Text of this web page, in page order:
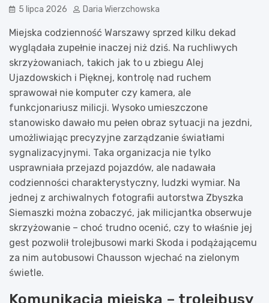
5 lipca 2026 Daria Wierzchowska
Miejska codzienność Warszawy sprzed kilku dekad
wyglądała zupełnie inaczej niż dziś. Na ruchliwych
skrzyżowaniach, takich jak to u zbiegu Alej
Ujazdowskich i Pięknej, kontrolę nad ruchem
sprawował nie komputer czy kamera, ale
funkcjonariusz milicji. Wysoko umieszczone
stanowisko dawało mu pełen obraz sytuacji na jezdni,
umożliwiając precyzyjne zarządzanie światłami
sygnalizacyjnymi. Taka organizacja nie tylko
usprawniała przejazd pojazdów, ale nadawała
codzienności charakterystyczny, ludzki wymiar. Na
jednej z archiwalnych fotografii autorstwa Zbyszka
Siemaszki można zobaczyć, jak milicjantka obserwuje
skrzyżowanie – choć trudno ocenić, czy to właśnie jej
gest pozwolił trolejbusowi marki Skoda i podążającemu
za nim autobusowi Chausson wjechać na zielonym
świetle.
Komunikacja miejska – trolejbusy